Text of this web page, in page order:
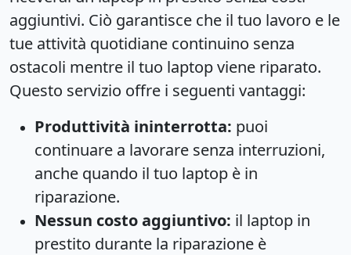
aggiuntivi. Ciò garantisce che il tuo lavoro e le
tue attività quotidiane continuino senza
ostacoli mentre il tuo laptop viene riparato.
Questo servizio offre i seguenti vantaggi:
Produttività ininterrotta: puoi
continuare a lavorare senza interruzioni,
anche quando il tuo laptop è in
riparazione.
Nessun costo aggiuntivo: il laptop in
prestito durante la riparazione è